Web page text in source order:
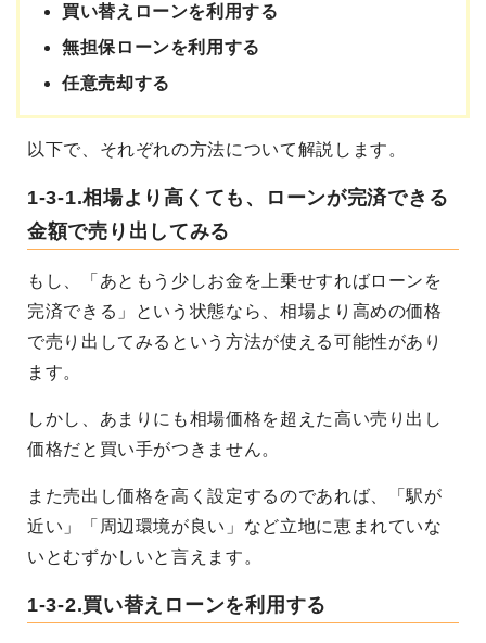
買い替えローンを利用する
無担保ローンを利用する
任意売却する
以下で、それぞれの方法について解説します。
1-3-1.相場より高くても、ローンが完済できる
金額で売り出してみる
もし、「あともう少しお金を上乗せすればローンを
完済できる」という状態なら、相場より高めの価格
で売り出してみるという方法が使える可能性があり
ます。
しかし、あまりにも相場価格を超えた高い売り出し
価格だと買い手がつきません。
また売出し価格を高く設定するのであれば、「駅が
近い」「周辺環境が良い」など立地に恵まれていな
いとむずかしいと言えます。
1-3-2.買い替えローンを利用する